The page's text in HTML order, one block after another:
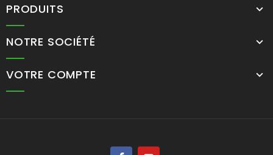
PRODUITS
NOTRE SOCIÉTÉ
VOTRE COMPTE